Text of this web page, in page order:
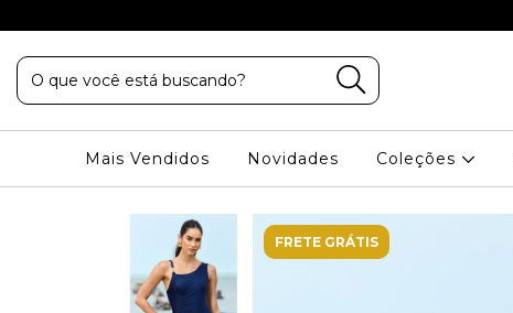
Mais Vendidos Novidades Coleções
FRETE GRÁTIS